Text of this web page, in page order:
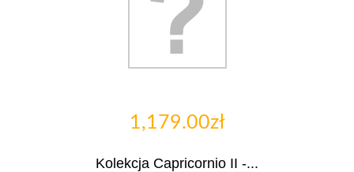
1,179.00zł
Kolekcja Capricornio II -...